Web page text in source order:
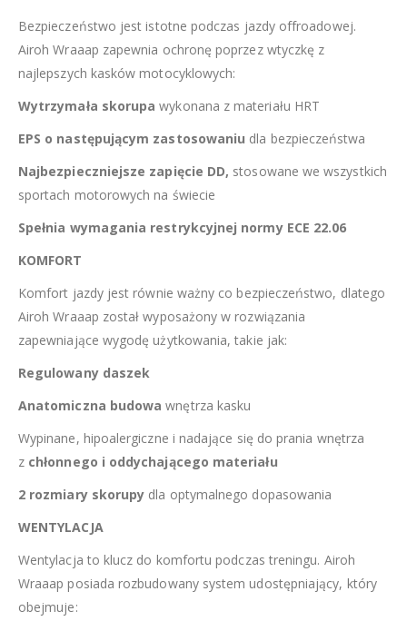
Bezpieczeństwo jest istotne podczas jazdy offroadowej.
Airoh Wraaap zapewnia ochronę poprzez wtyczkę z
najlepszych kasków motocyklowych:
Wytrzymała skorupa wykonana z materiału HRT
EPS o następującym zastosowaniu dla bezpieczeństwa
Najbezpieczniejsze zapięcie DD, stosowane we wszystkich
sportach motorowych na świecie
Spełnia wymagania restrykcyjnej normy ECE 22.06
KOMFORT
Komfort jazdy jest równie ważny co bezpieczeństwo, dlatego
Airoh Wraaap został wyposażony w rozwiązania
zapewniające wygodę użytkowania, takie jak:
Regulowany daszek
Anatomiczna budowa wnętrza kasku
Wypinane, hipoalergiczne i nadające się do prania wnętrza
z chłonnego i oddychającego materiału
2 rozmiary skorupy dla optymalnego dopasowania
WENTYLACJA
Wentylacja to klucz do komfortu podczas treningu. Airoh
Wraaap posiada rozbudowany system udostępniający, który
obejmuje: